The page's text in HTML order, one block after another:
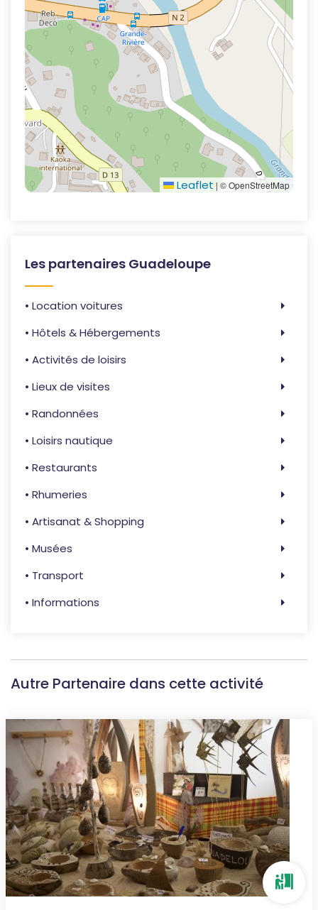
Leaflet | © OpenStreetMap
Les partenaires Guadeloupe
• Location voitures
• Hôtels & Hébergements
• Activités de loisirs
• Lieux de visites
• Randonnées
• Loisirs nautique
• Restaurants
• Rhumeries
• Artisanat & Shopping
• Musées
• Transport
• Informations
Autre Partenaire dans cette activité